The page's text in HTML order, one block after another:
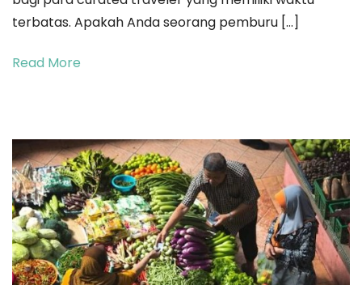
Savana
Sumba
Barat
2026
terbatas. Apakah Anda seorang pemburu […]
Read More